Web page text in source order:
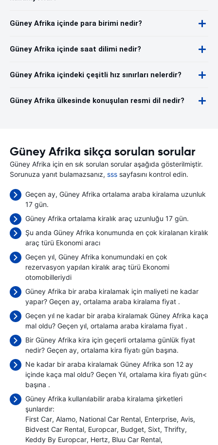
Güney Afrika içinde para birimi nedir?
Güney Afrika içinde saat dilimi nedir?
Güney Afrika içindeki çeşitli hız sınırları nelerdir?
Güney Afrika ülkesinde konuşulan resmi dil nedir?
Güney Afrika sikça sorulan sorular
Güney Afrika için en sık sorulan sorular aşağıda gösterilmiştir.
Sorunuza yanıt bulamazsanız, sss sayfasını kontrol edin.
Geçen ay, Güney Afrika ortalama araba kiralama uzunluk
17 gün.
Güney Afrika ortalama kiralık araç uzunluğu 17 gün.
Şu anda Güney Afrika konumunda en çok kiralanan kiralık
araç türü Ekonomi aracı
Geçen yıl, Güney Afrika konumundaki en çok
rezervasyon yapılan kiralık araç türü Ekonomi
otomobilleriydi
Güney Afrika bir araba kiralamak için maliyeti ne kadar
yapar? Geçen ay, ortalama araba kiralama fiyat .
Geçen yıl ne kadar bir araba kiralamak Güney Afrika kaça
mal oldu? Geçen yıl, ortalama araba kiralama fiyat .
Bir Güney Afrika kira için geçerli ortalama günlük fiyat
nedir? Geçen ay, ortalama kira fiyatı gün başına.
Ne kadar bir araba kiralamak Güney Afrika son 12 ay
içinde kaça mal oldu? Geçen Yıl, ortalama kira fiyatı gün<
başına .
Güney Afrika kullanılabilir araba kiralama şirketleri
şunlardır:
First Car Alamo National Car Rental Enterprise Avis
Bidvest Car Rental Europcar Budget Sixt Thrifty
Keddy By Europcar Hertz Bluu Car Rental